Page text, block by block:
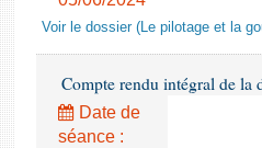
Voir le dossier (Le pilotage et la
Compte rendu intégral de la
Date de
séance :